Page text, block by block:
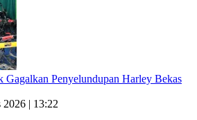
Gagalkan Penyelundupan Harley Bekas
2026 | 13:22